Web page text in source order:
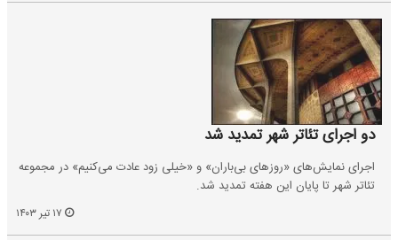
دو اجرای تئاتر شهر تمدید شد
اجرای نمایش‌های «روزهای بی‌باران» و «خیلی زود عادت می‌کنیم» در مجموعه
تئاتر شهر تا پایان این هفته تمدید شد.